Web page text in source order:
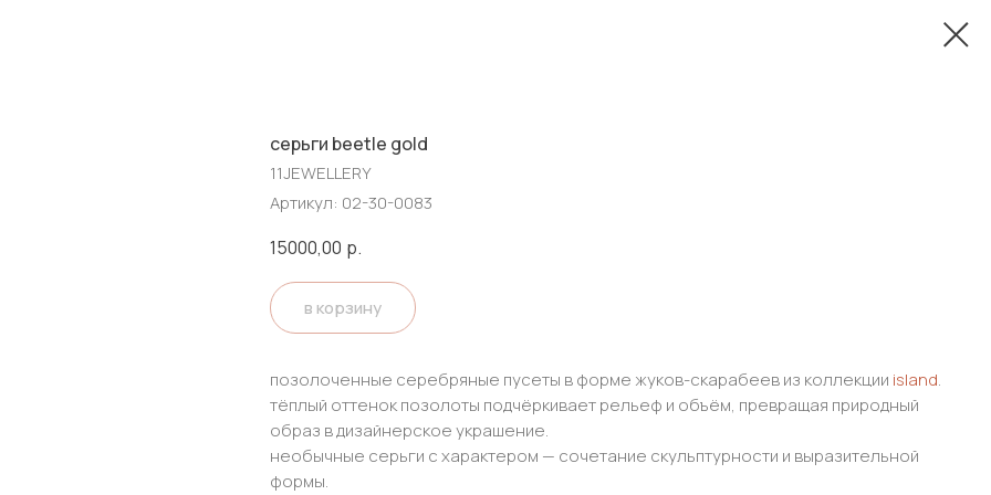
серьги beetle gold
11JEWELLERY
Артикул: 02-30-0083
15000,00 р.
в корзину
позолоченные серебряные пусеты в форме жуков-скарабеев из коллекции island.
тёплый оттенок позолоты подчёркивает рельеф и объём, превращая природный
образ в дизайнерское украшение.
необычные серьги с характером — сочетание скульптурности и выразительной
формы.